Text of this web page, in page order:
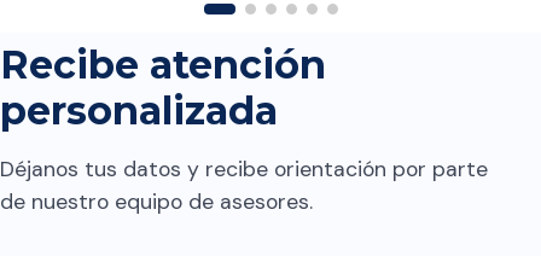
futuras regresiones en el
contenido. A quien lo
considera le digo: Que el
contenido es el necesario
para implementar y conocer
cómo iniciar en este ámbito.
Sin embargo, la parte más
Recibe atención
personalizada
Déjanos tus datos y recibe orientación por parte
de nuestro equipo de asesores.